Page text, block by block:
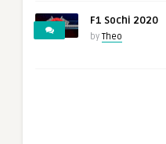
F1 Sochi 2020
by Theo